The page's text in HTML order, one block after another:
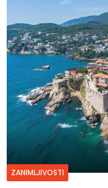
ZANIMLJIVOSTI